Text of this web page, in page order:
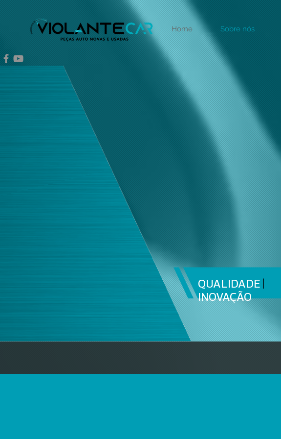
Home Sobre nós
PRODUTOS
QUALIDADE |
INOVAÇÃO